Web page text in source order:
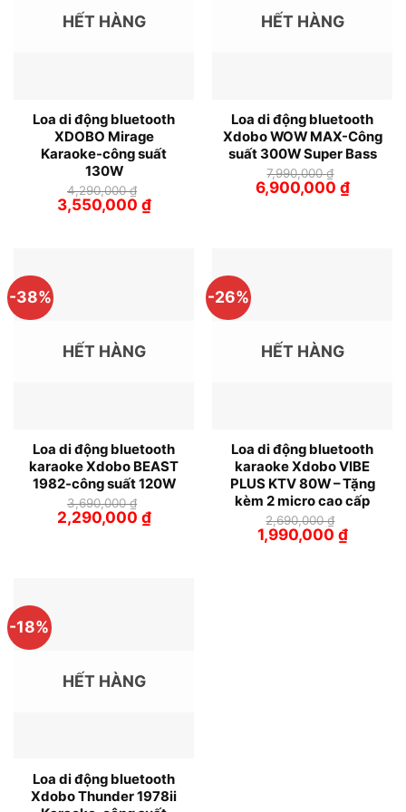
HẾT HÀNG
Loa di động bluetooth
XDOBO Mirage
Karaoke-công suất
130W
4,290,000₫
Giá
gốc
3,550,000 ₫Giá
hiện
HẾT HÀNG
Loa di động bluetooth
Xdobo WOW MAX-Công
suất 300W Super Bass
7,990,000₫
Giá
gốc
6,900,000 ₫Giá
hiện
-38%
HẾT HÀNG
Loa di động bluetooth
karaoke Xdobo BEAST
1982-công suất 120W
3,690,000₫
Giá
gốc
2,290,000 ₫Giá
hiện
-26%
HẾT HÀNG
Loa di động bluetooth
karaoke Xdobo VIBE
PLUS KTV 80W – Tặng
kèm 2 micro cao cấp
2,690,000₫
Giá
gốc
1,990,000 ₫Giá
hiện
-18%
HẾT HÀNG
Loa di động bluetooth
Xdobo Thunder 1978ii